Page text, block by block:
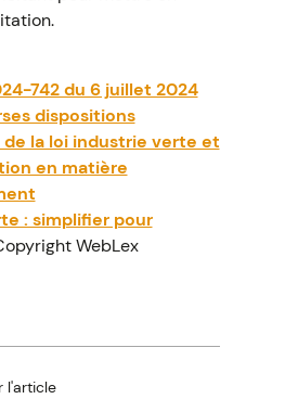
742 du 6 juillet 2024
dispositions
la loi industrie verte et
en matière
: simplifier pour
WebLex
l'article